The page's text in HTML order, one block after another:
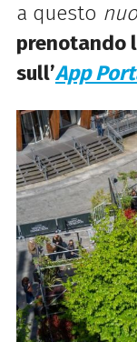
a questo
prenotando
sull’App